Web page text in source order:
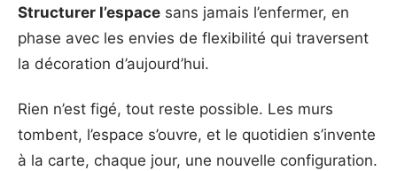
Structurer l’espace sans jamais l’enfermer, en
phase avec les envies de flexibilité qui traversent
la décoration d’aujourd’hui.
Rien n’est figé, tout reste possible. Les murs
tombent, l’espace s’ouvre, et le quotidien s’invente
à la carte, chaque jour, une nouvelle configuration.